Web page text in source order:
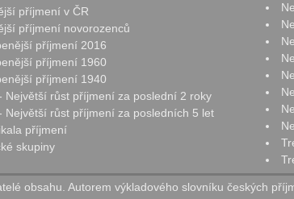
příjmení v ČR
příjmení novorozenců
příjmení 2016
příjmení 1960
příjmení 1940
Největší růst příjmení za poslední 2 roky
Největší růst příjmení za posledních 5 let
příjmení
skupiny
obsahu. Autorem výkladového slovníku českých